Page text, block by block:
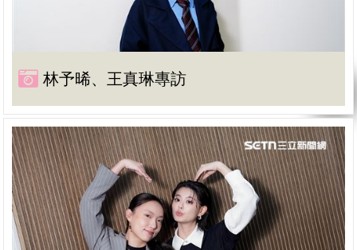
林予晞、王真琳專訪